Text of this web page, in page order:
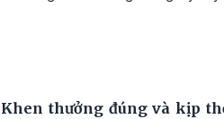
Khen thưởng đúng và kịp